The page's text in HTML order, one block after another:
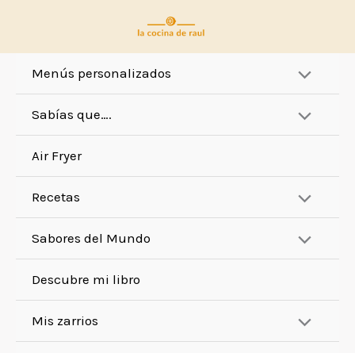
Menús personalizados
Sabías que….
Air Fryer
Recetas
Sabores del Mundo
Descubre mi libro
Mis zarrios